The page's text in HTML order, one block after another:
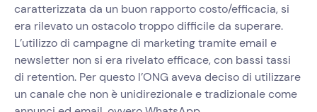
caratterizzata da un buon rapporto costo/efficacia, si
era rilevato un ostacolo troppo difficile da superare.
L’utilizzo di campagne di marketing tramite email e
newsletter non si era rivelato efficace, con bassi tassi
di retention. Per questo l’ONG aveva deciso di utilizzare
un canale che non è unidirezionale e tradizionale come